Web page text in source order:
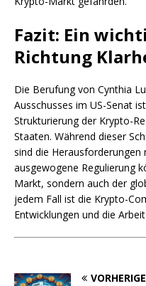
Fazit: Ein
Richtung
Die Berufung von Cynthia
Ausschusses im US-Senat
Strukturierung der Krypto-
Staaten. Während dieser
sind die Herausforderungen
ausgewogene Regulierung
Markt, sondern auch der
jedem Fall ist die Krypto-
Entwicklungen und die